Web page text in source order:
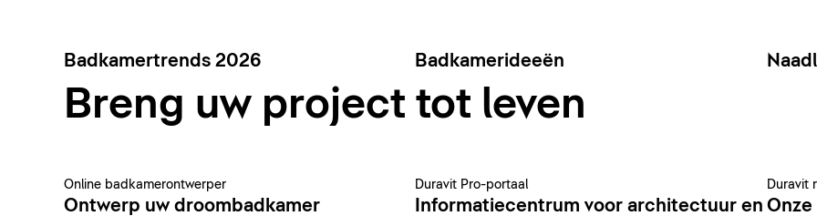
Badkamertrends 2026 Badkamerideeën
Breng uw project tot leven
Online badkamerontwerper
Ontwerp uw droombadkamer
Duravit Pro-portaal
Informatiecentrum voor architectuur en
Duravit